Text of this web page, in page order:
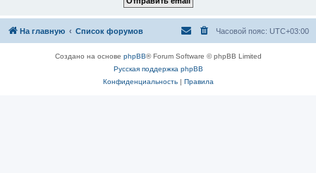
На главную Список форумов Часовой пояс: UTC+03:00
Создано на основе phpBB® Forum Software © phpBB Limited
Русская поддержка phpBB
Конфиденциальность| Правила